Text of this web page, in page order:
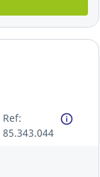
Ref:
85.343.044